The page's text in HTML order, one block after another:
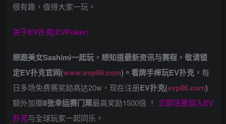
很有趣，值得大家一玩。
关于EV扑克(EVPoker)
想跟美女Sashimi一起玩， 想知道最新资讯与赛程， 敬请锁
定EV扑克官网(www.evp86.com)。看牌手痒玩EV扑克， 每
日多场免费赛奖励高达20w，现在注册EV扑克(evp86.com)
额外加赠8张幸运赛门票最高奖励1500倍 ！ 立即注册加入EV
扑克与全球玩家一起同乐。